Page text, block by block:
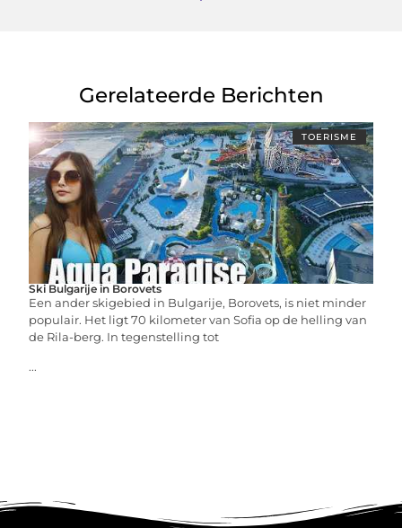
Gerelateerde Berichten
TOERISME
Ski Bulgarije in Borovets
Een ander skigebied in Bulgarije, Borovets, is niet minder
populair. Het ligt 70 kilometer van Sofia op de helling van
de Rila-berg. In tegenstelling tot
...